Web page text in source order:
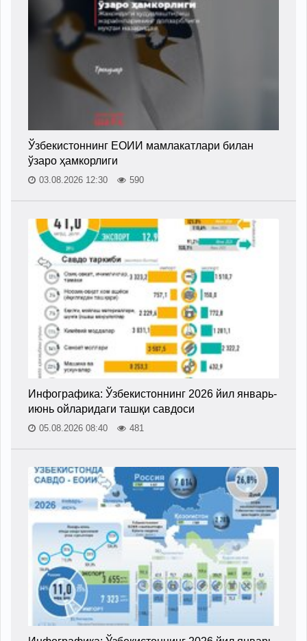
Ўзбекистоннинг ЕОИИ мамлакатлари билан
ўзаро ҳамкорлиги
03.08.2026 12:30 590
Инфографика: Ўзбекистоннинг 2026 йил январь-
июнь ойларидаги ташқи савдоси
05.08.2026 08:40 481